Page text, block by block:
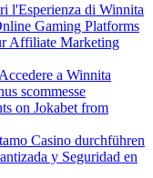
l'Esperienza di Winnita
Gaming Platforms
Affiliate Marketing
a Winnita
scommesse
on Jokabet from
Casino durchführen
y Seguridad en